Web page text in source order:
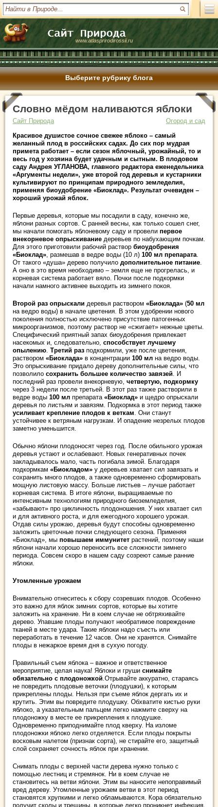
www.atlasprirodirossii.ru
Выберите рубрику блога
Словно мёдом наливаются яблоки
Сайт Природа
Огород и сад
Красивое душистое сочное свежее яблоко – самый
желанный плод в российских садах. До сих пор мудрая
примета работает – если сезон яблочный, урожайный, то и
весь год у хозяина будет удачным и сытным. В плодовом
саду Андрея УГЛАНОВА, главного редактора еженедельника
«Аргументы недели», уже второй год деревья и кустарники
культивируют по принципам природного земледелия,
применяя биоудобрение «Биоклад». Результат очевиден –
хороший урожай яблок.
Первые деревья, которые мы посадили в саду, конечно же,
яблони разных сортов. С ранней весны, как только сошел снег,
мы начали помогать яблоневому саду и провели первое
внекорневое опрыскивание деревьев по набухающим почкам.
Для этого приготовили рабочий раствор биоудобрения
«Биоклад», размешав в ведре воды (10 л) 100 мл препарата.
От такого «душа» дерево получило дополнительное питание.
А оно в это время необходимо – земля еще не прогрелась, и
корневая система работает вяло. Почки после подкормки
начали намного активнее выходить из зимнего покоя.
Второй раз опрыскали деревья раствором «Биоклада» (50 мл
на ведро воды) в начале цветения. В этом удобрении нового
поколения полностью исключено присутствие патогенных
микроорганизмов, поэтому раствор не «сжигает» нежные цветы.
Специфический приятный запах биоудобрения привлекает
насекомых и, следовательно, способствует лучшему
опылению. Третий раз подкормили, уже после цветения,
раствором «Биоклада» в концентрации 100 мл на ведро воды.
Это опрыскивание придало дереву дополнительные силы, что
позволило сохранить большее количество завязей. И
последний раз провели внекорневую, четвертую, подкормку
через 3 недели после третьей. В этот раз также растворили в
ведре воды 100 мл препарата «Биоклад» и щедро опрыскали
деревья по листьям и завязям. Подкормка в этот период также
усиливает крепление плодов к веткам. Они станут
устойчивее к ветряным нагрузкам. И опадение незрелых плодов
заметно уменьшится.
Обычно яблони плодоносят через год. После обильного урожая
деревья устают и ослабевают. Новых генеративных почек
закладывалось мало, часть погибала зимой. Благодаря
подкормкам «Биокладом» у деревьев хватает сил завязать и
сохранить много плодов, а также одновременно сформировать
мощную листовую массу. Больше листьев – лучше работает
корневая система. В итоге яблони, выращиваемые по
интенсивным технологиям природного биоземледелия,
«забывают» про цикличность плодоношения. У них хватает сил
и для активного роста, и для ежегодного хорошего урожая.
Отдав силы урожаю, деревья будут способны одновременно
заложить цветочные почки следующего сезона. Применяя
«Биоклад», мы повышаем иммунитет растений, поэтому наши
яблони начали хорошо переносить все сложности зимнего
периода. Совсем скоро в нашем саду созреют самые ранние
яблоки.
Утомленные урожаем
Внимательно отнеситесь к сбору созревших плодов. Особенно
это важно для яблок зимних сортов, которые вы хотите
заложить на хранение. Ни в коем случае не обтряхивайте
дерево. Упавшие плоды получают необратимое повреждение
тканей в месте удара. Такие яблоки надо съесть или
переработать в течение 12 часов. Они не хранятся. Снимайте
плоды в нежаркое время дня в сухую погоду.
Правильный съем яблока – важное и ответственное
мероприятие, целая наука! Яблоки и груши снимайте
обязательно с плодоножкой.Отрывайте аккуратно, стараясь
не повредить плодовые веточки (плодушки), к которым
прикреплены плоды. Нельзя при съеме яблок дергать их и
крутить. Этим вы повредите плодушку. Обхватите кистью руки
яблоко, а указательным пальцем легко нажмите сверху на
плодоножку в месте ее прикрепления к плодушке.
Одновременно приподнимайте плод кверху. На изломе
плодоножки яблоко легко отделяется. Если плоды покрыты
восковым налетом (признак сорта), не стирайте его, защитный
слой сохраняет сочность яблок при хранении.
Снимать плоды с верхней части дерева нужно только с
помощью лестниц и стремянок. Ни в коем случае не
становитесь на ветви яблони. Этим вы наносите непоправимый
вред дереву. Утомленные урожаем ветви в этот период
становятся хрупкими и легко обламываются. Кора обязательно
получит сколы и трещины, в которые легко проникнет инфекция.